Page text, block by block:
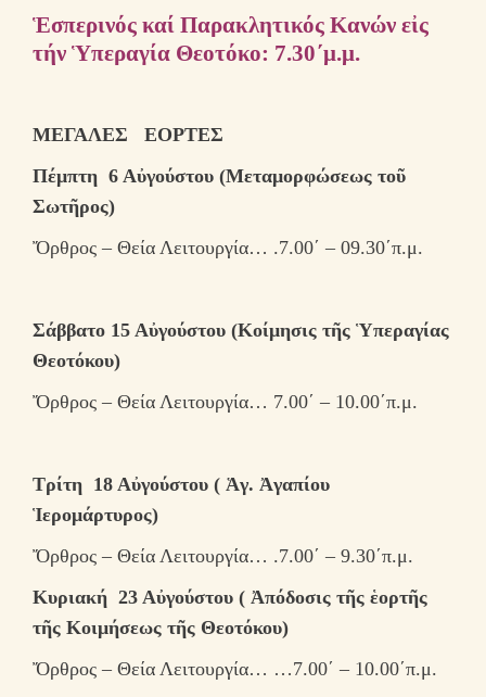
Ἑσπερινός καί Παρακλητικός Κανών εἰς
τήν Ὑπεραγία Θεοτόκο: 7.30΄μ.μ.
ΜΕΓΑΛΕΣ ΕΟΡΤΕΣ
Πέμπτη 6 Αὐγούστου (Μεταμορφώσεως τοῦ
Σωτῆρος)
Ὄρθρος – Θεία Λειτουργία… .7.00΄ – 09.30΄π.μ.
Σάββατο 15 Αὐγούστου (Κοίμησις τῆς Ὑπεραγίας
Θεοτόκου)
Ὄρθρος – Θεία Λειτουργία… 7.00΄ – 10.00΄π.μ.
Τρίτη 18 Αὐγούστου ( Ἁγ. Ἀγαπίου
Ἱερομάρτυρος)
Ὄρθρος – Θεία Λειτουργία… .7.00΄ – 9.30΄π.μ.
Κυριακή 23 Αὐγούστου ( Ἀπόδοσις τῆς ἑορτῆς
τῆς Κοιμήσεως τῆς Θεοτόκου)
Ὄρθρος – Θεία Λειτουργία… …7.00΄ – 10.00΄π.μ.